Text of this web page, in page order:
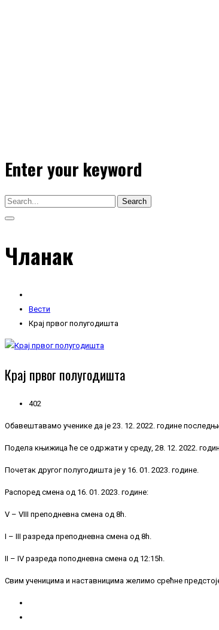
Enter your keyword
Search
Чланак
Вести
Крај првог полугодишта
Крај првог полугодишта
402
Обавештавамо ученике да је 23. 12. 2022. године
Подела књижица ће се одржати у среду, 28. 12. 2022.
Почетак другог полугодишта је у 16. 01. 2023. године.
Распоред смена од 16. 01. 2023. године:
V – VIII преподневна смена од 8h.
I – III разреда преподневна смена од 8h.
II – IV разреда поподневна смена од 12:15h.
Свим ученицима и наставницима желимо срећне